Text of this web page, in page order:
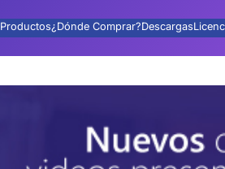
Productos¿Dónde Comprar?Descargas